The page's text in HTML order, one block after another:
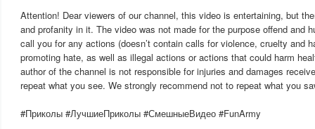
Attention! Dear viewers of our channel, this video is entertaining, but
and profanity in it. The video was not made for the purpose offend and
call you for any actions (doesn’t contain calls for violence, cruelty and
promoting hate, as well as illegal actions or actions that could harm
author of the channel is not responsible for injuries and damages
repeat what you see. We strongly recommend not to repeat what you
#Приколы #ЛучшиеПриколы #СмешныеВидео #FunArmy